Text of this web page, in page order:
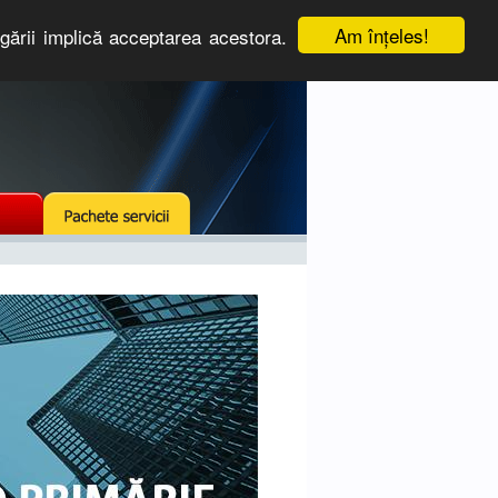
Am înţeles!
implică acceptarea acestora.